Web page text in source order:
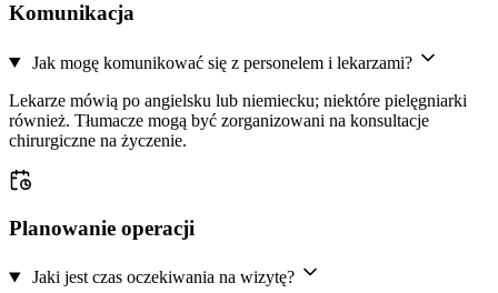
Komunikacja
Jak mogę komunikować się z personelem i lekarzami?
Lekarze mówią po angielsku lub niemiecku; niektóre pielęgniarki
również. Tłumacze mogą być zorganizowani na konsultacje
chirurgiczne na życzenie.
Planowanie operacji
Jaki jest czas oczekiwania na wizytę?